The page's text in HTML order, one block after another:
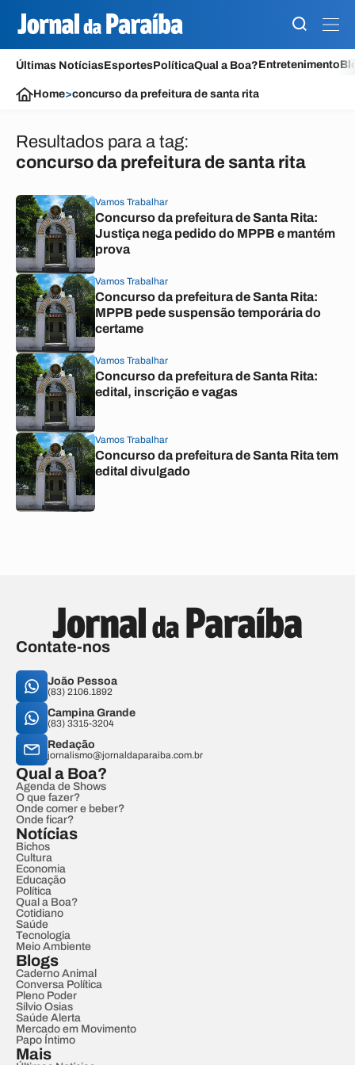
Últimas NotíciasEsportesPolíticaQual a Boa?Entretenimento
Home>concurso da prefeitura de santa rita
Resultados para a tag:
concurso da prefeitura de santa rita
Vamos Trabalhar
Concurso da prefeitura de Santa Rita:
Justiça nega pedido do MPPB e mantém
prova
Vamos Trabalhar
Concurso da prefeitura de Santa Rita:
MPPB pede suspensão temporária do
certame
Vamos Trabalhar
Concurso da prefeitura de Santa Rita:
edital, inscrição e vagas
Vamos Trabalhar
Concurso da prefeitura de Santa Rita tem
edital divulgado
Contate-nos
João Pessoa
(83) 2106.1892
Campina Grande
(83) 3315-3204
Redação
jornalismo@jornaldaparaiba.com.br
Qual a Boa?
Agenda de Shows
O que fazer?
Onde comer e beber?
Onde ficar?
Notícias
Bichos
Cultura
Economia
Educação
Política
Qual a Boa?
Cotidiano
Saúde
Tecnologia
Meio Ambiente
Blogs
Caderno Animal
Conversa Política
Pleno Poder
Sílvio Osias
Saúde Alerta
Mercado em Movimento
Papo Íntimo
Mais